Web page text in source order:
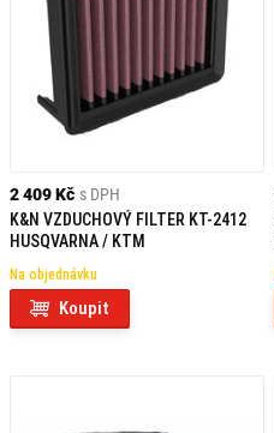
2 409 Kč s DPH
K&N VZDUCHOVÝ FILTER KT-2412
HUSQVARNA / KTM
Na objednávku
Koupit